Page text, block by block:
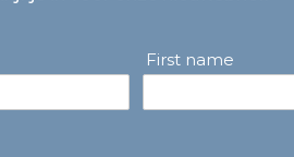
First name